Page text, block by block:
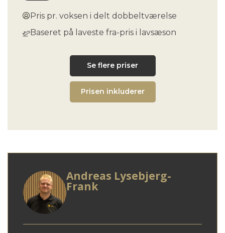
Pris pr. voksen i delt dobbeltværelse
Baseret på laveste fra-pris i lavsæson
Se flere priser
Prisen inkluderer
Andreas Lysebjerg-
Frank